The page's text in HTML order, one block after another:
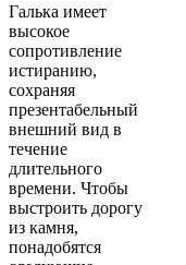
Галька имеет
высокое
сопротивление
истиранию,
сохраняя
презентабельный
внешний вид в
течение
длительного
времени. Чтобы
выстроить дорогу
из камня,
понадобятся